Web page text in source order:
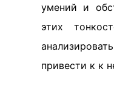
умений и
этих
привести к к